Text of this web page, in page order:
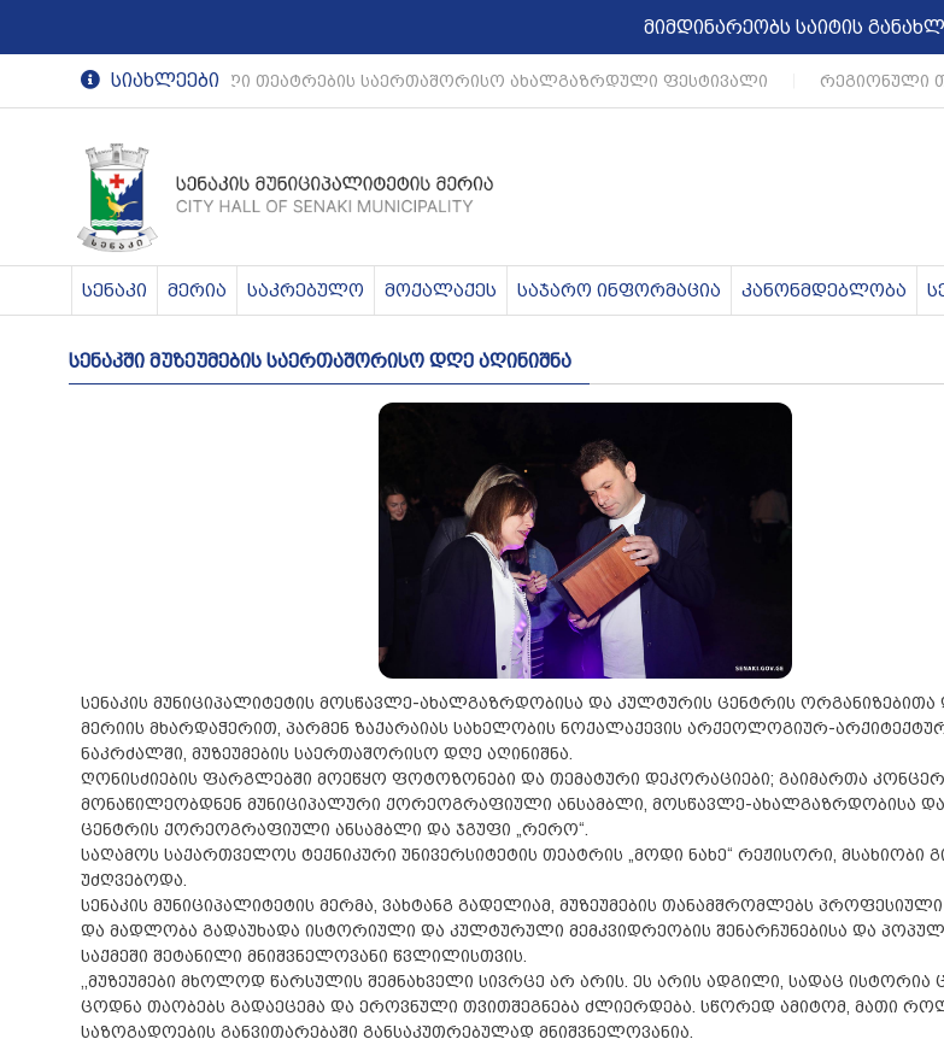
მიმდინარეობს საიტის
სიახლეები
რეგიონული თეატრების საერთაშორისო ახალგაზრდული ფესტივალი რეგიონული
სენაკი მერია საკრებულო მოქალაქეს საჯარო ინფორმაცია კანონმდებლობა
სენაკში მუზეუმების საერთაშორისო დღე აღინიშნა
სენაკის მუნიციპალიტეტის მოსწავლე-ახალგაზრდობისა და კულტურის ცენტრის ორგანიზებითა
მერიის მხარდაჭერით, პარმენ ზაქარაიას სახელობის ნოქალაქევის არქეოლოგიურ-
ნაკრძალში, მუზეუმების საერთაშორისო დღე აღინიშნა.
ღონისძიების ფარგლებში მოეწყო ფოტოზონები და თემატური დეკორაციები; გაიმართა
მონაწილეობდნენ მუნიციპალური ქორეოგრაფიული ანსამბლი, მოსწავლე-ახალგაზრდობისა
ცენტრის ქორეოგრაფიული ანსამბლი და ჯგუფი „რერო“.
საღამოს საქართველოს ტექნიკური უნივერსიტეტის თეატრის „მოდი ნახე“ რეჟისორი, მსახიობი
უძღვებოდა.
სენაკის მუნიციპალიტეტის მერმა, ვახტანგ გადელიამ, მუზეუმების თანამშრომლებს
და მადლობა გადაუხადა ისტორიული და კულტურული მემკვიდრეობის შენარჩუნებისა და
საქმეში შეტანილი მნიშვნელოვანი წვლილისთვის.
,,მუზეუმები მხოლოდ წარსულის შემნახველი სივრცე არ არის. ეს არის ადგილი, სადაც ისტორია
ცოდნა თაობებს გადაეცემა და ეროვნული თვითშეგნება ძლიერდება. სწორედ ამიტომ, მათი
საზოგადოების განვითარებაში განსაკუთრებულად მნიშვნელოვანია.